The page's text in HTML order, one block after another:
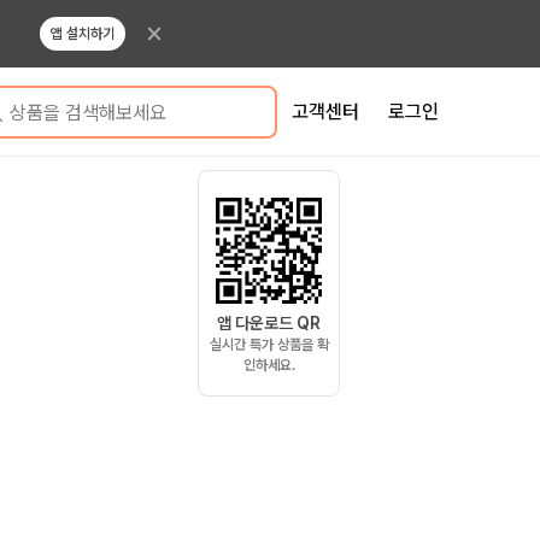
앱 설치하기
상품을 검색해보세요 고객센터 로그인
앱 다운로드 QR
실시간 특가 상품을 확
인하세요.